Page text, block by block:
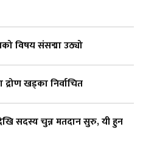
विषय संसद्मा उठ्यो
खड्का निर्वाचित
सदस्य चुन्न मतदान सुरु, यी हुन